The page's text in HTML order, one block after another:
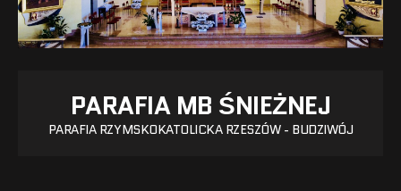
PARAFIA MB ŚNIEŻNEJ
PARAFIA RZYMSKOKATOLICKA RZESZÓW - BUDZIWÓJ